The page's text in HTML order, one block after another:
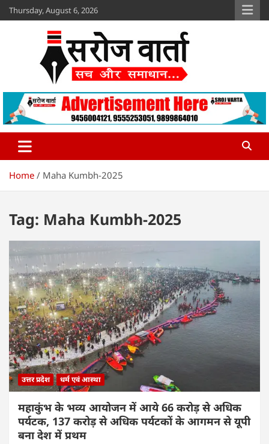
Skip
to
Thursday, August 6, 2026
Sroj Varta
www.srojvarta.in
Home Maha Kumbh-2025
Tag: Maha Kumbh-2025
उत्तर प्रदेश धर्म एवं आस्था
महाकुंभ के भव्य आयोजन में आये 66 करोड़ से अधिक
पर्यटक, 137 करोड़ से अधिक पर्यटकों के आगमन से यूपी
बना देश में प्रथम